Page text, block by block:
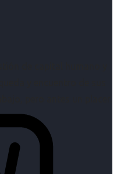
de capital humano y
y encuentro de sus
pero antes un placer.